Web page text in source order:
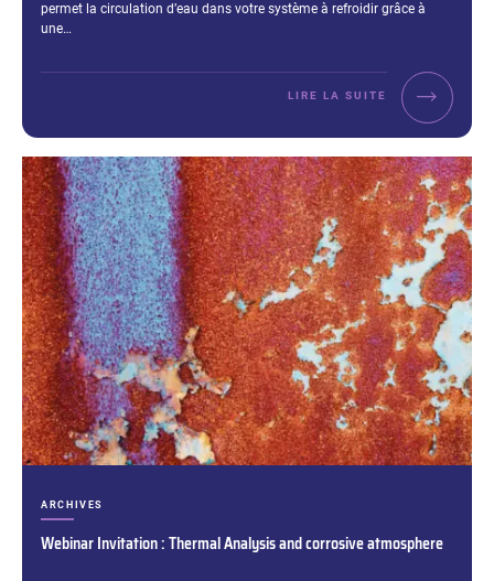
permet la circulation d’eau dans votre système à refroidir grâce à
une…
LIRE LA SUITE
Webinar Invitation : Thermal Analysis and corrosive atmosphere
CATÉGORIES :
ARCHIVES